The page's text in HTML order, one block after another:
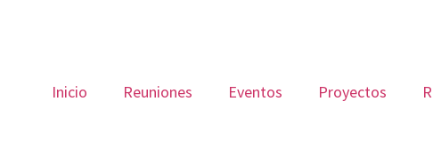
Inicio Reuniones Eventos Proyectos